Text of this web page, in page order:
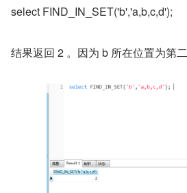
select FIND_IN_SET('b','a,b,c,d');
结果返回 2 。因为 b 所在位置为第二